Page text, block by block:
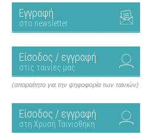
Εγγραφή
στο newsletter
Είσοδος / εγγραφή
στις ταινίες μας
(απαραίτητο για την ψηφοφορία των ταινιών)
Είσοδος / εγγραφή
στη Χρυσή Ταινιοθήκη